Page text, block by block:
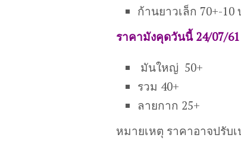
ก้านยาวเล็ก 70+-10
ราคามังคุดวันนี้ 24/07/61
มันใหญ่ 50+
รวม 40+
ลายกาก 25+
หมายเหตุ ราคาอาจปรั